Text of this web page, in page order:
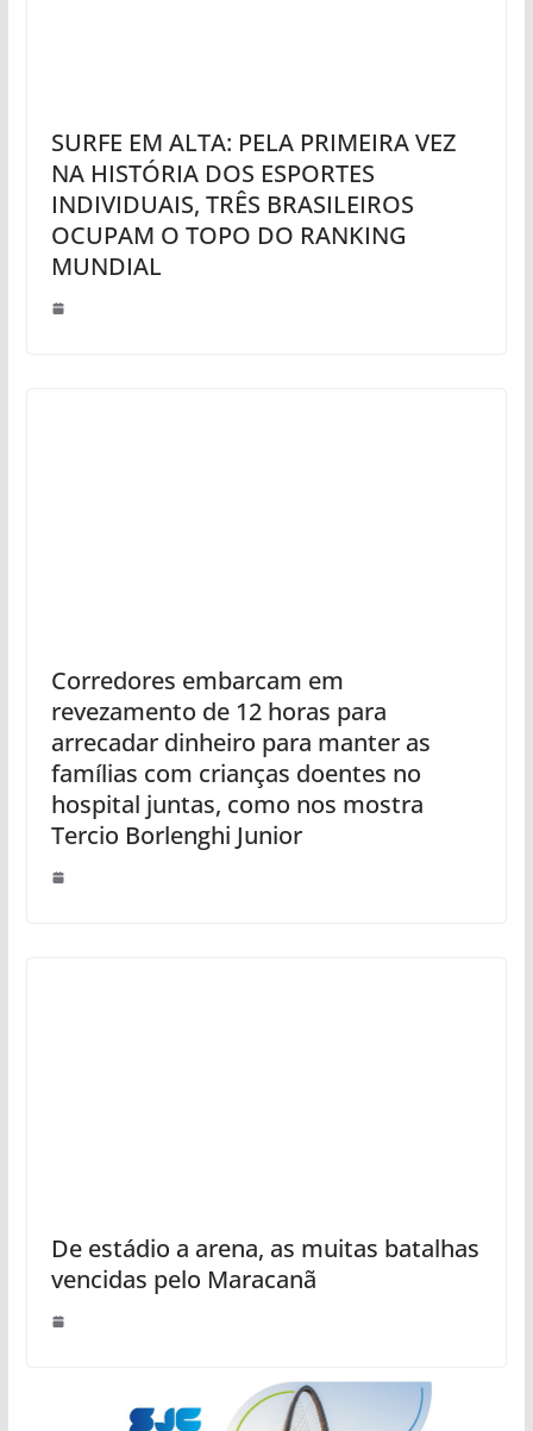
SURFE EM ALTA: PELA PRIMEIRA VEZ
NA HISTÓRIA DOS ESPORTES
INDIVIDUAIS, TRÊS BRASILEIROS
OCUPAM O TOPO DO RANKING
MUNDIAL
Corredores embarcam em
revezamento de 12 horas para
arrecadar dinheiro para manter as
famílias com crianças doentes no
hospital juntas, como nos mostra
Tercio Borlenghi Junior
De estádio a arena, as muitas batalhas
vencidas pelo Maracanã